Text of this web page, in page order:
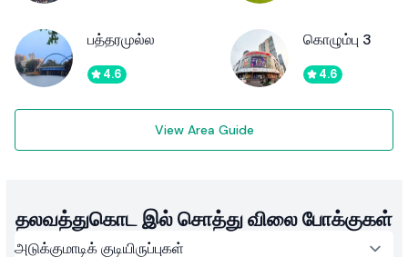
பத்தரமுல்ல
4.6
கொழும்பு 3
4.6
View Area Guide
தலவத்துகொட இல் சொத்து விலை போக்குகள்